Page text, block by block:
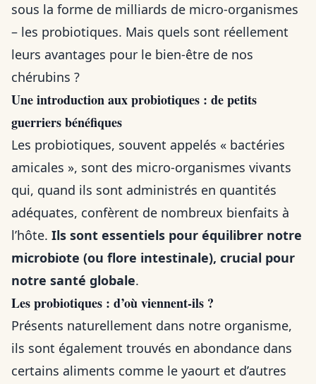
sous la forme de milliards de micro-organismes
– les probiotiques. Mais quels sont réellement
leurs avantages pour le bien-être de nos
chérubins ?
Une introduction aux probiotiques : de petits
guerriers bénéfiques
Les probiotiques, souvent appelés « bactéries
amicales », sont des micro-organismes vivants
qui, quand ils sont administrés en quantités
adéquates, confèrent de nombreux bienfaits à
l’hôte. Ils sont essentiels pour équilibrer notre
microbiote (ou flore intestinale), crucial pour
notre santé globale.
Les probiotiques : d’où viennent-ils ?
Présents naturellement dans notre organisme,
ils sont également trouvés en abondance dans
certains aliments comme le yaourt et d’autres